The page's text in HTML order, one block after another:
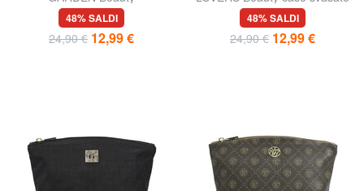
48% SALDI
24,90 € 12,99 €
48% SALDI
24,90 € 12,99 €